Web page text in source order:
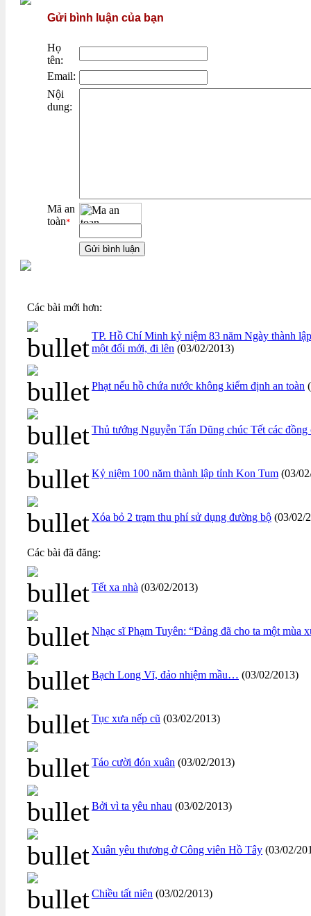
Gửi bình luận của bạn
Họ
tên:
Email:
Nội
dung:
Mã an
toàn*
Các bài mới hơn:
TP. Hồ Chí Minh kỷ niệm 83 năm Ngày thành
một đổi mới, đi lên (03/02/2013)
Phạt nếu hồ chứa nước không kiểm định an toàn
Thủ tướng Nguyễn Tấn Dũng chúc Tết các
Kỷ niệm 100 năm thành lập tỉnh Kon Tum (03/
Xóa bỏ 2 trạm thu phí sử dụng đường bộ (03/02/
Các bài đã đăng:
Tết xa nhà (03/02/2013)
Nhạc sĩ Phạm Tuyên: “Đảng đã cho ta một mùa
Bạch Long Vĩ, đảo nhiệm mầu… (03/02/2013)
Tục xưa nếp cũ (03/02/2013)
Táo cười đón xuân (03/02/2013)
Bởi vì ta yêu nhau (03/02/2013)
Xuân yêu thương ở Công viên Hồ Tây (03/02/
Chiều tất niên (03/02/2013)